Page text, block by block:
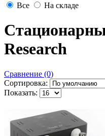
Все
На складе
Research
Сравнение (0)
Сортировка:
Показать: